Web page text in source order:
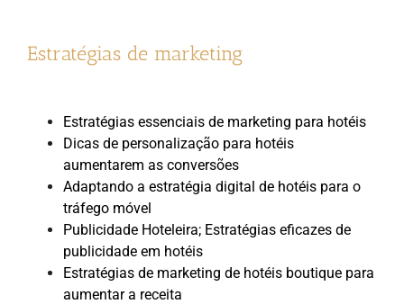
Estratégias de marketing
Estratégias essenciais de marketing para hotéis
Dicas de personalização para hotéis
aumentarem as conversões
Adaptando a estratégia digital de hotéis para o
tráfego móvel
Publicidade Hoteleira; Estratégias eficazes de
publicidade em hotéis
Estratégias de marketing de hotéis boutique para
aumentar a receita